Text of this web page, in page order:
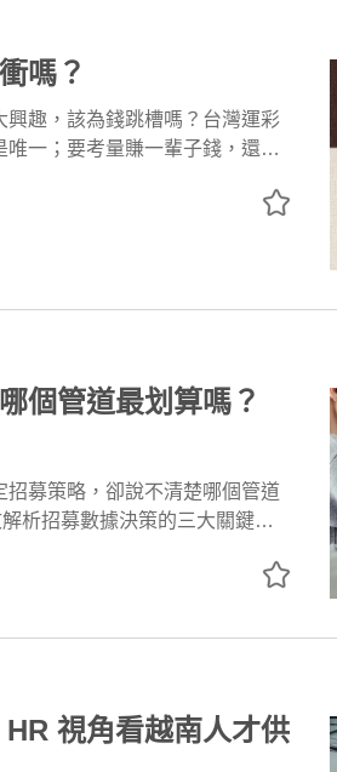
嗎？
趣，該為錢跳槽嗎？台灣運彩
一；要考量賺一輩子錢，還是
太遠，因為計劃趕不上變化。
個管道最划算嗎？
募策略，卻說不清楚哪個管道
析招募數據決策的三大關鍵維
在刀口上。
視角看越南人才供